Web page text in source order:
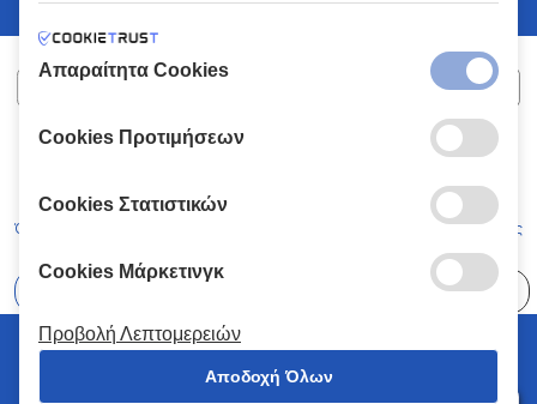
ΧΑΛΚΙΑΔΑΚΗΣ Α.Ε.
Όροι και Προϋποθέσεις Κώδικας Δεοντολογίας
© 2026 Χαλκιαδάκης all rights reserved
Απαραίτητα Cookies
Cookies Προτιμήσεων
Cookies Στατιστικών
Cookies Μάρκετινγκ
Προβολή Λεπτομερειών
Αποδοχή Όλων